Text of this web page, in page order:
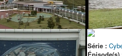
Série :